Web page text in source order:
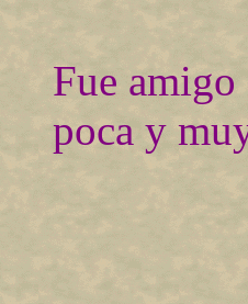
Fue
poca y